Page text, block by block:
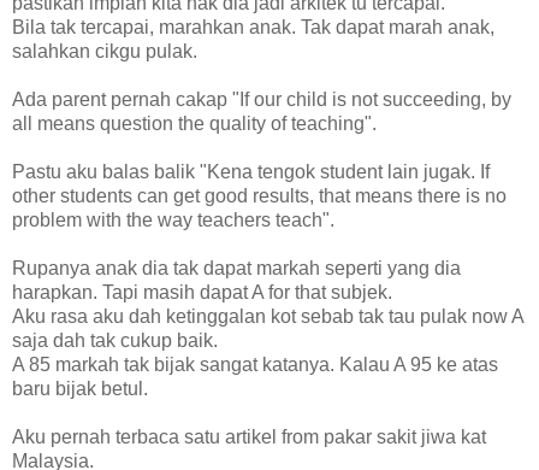
Bila tak tercapai, marahkan anak. Tak dapat marah anak,
salahkan cikgu pulak.
Ada parent pernah cakap "If our child is not succeeding, by
all means question the quality of teaching".
Pastu aku balas balik "Kena tengok student lain jugak. If
other students can get good results, that means there is no
problem with the way teachers teach".
Rupanya anak dia tak dapat markah seperti yang dia
harapkan. Tapi masih dapat A for that subjek.
Aku rasa aku dah ketinggalan kot sebab tak tau pulak now A
saja dah tak cukup baik.
A 85 markah tak bijak sangat katanya. Kalau A 95 ke atas
baru bijak betul.
Aku pernah terbaca satu artikel from pakar sakit jiwa kat
Malaysia.